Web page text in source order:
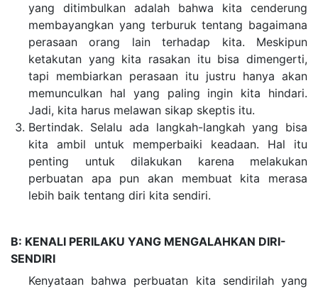
yang ditimbulkan adalah bahwa kita cenderung
membayangkan yang terburuk tentang bagaimana
perasaan orang lain terhadap kita. Meskipun
ketakutan yang kita rasakan itu bisa dimengerti,
tapi membiarkan perasaan itu justru hanya akan
memunculkan hal yang paling ingin kita hindari.
Jadi, kita harus melawan sikap skeptis itu.
Bertindak. Selalu ada langkah-langkah yang bisa
kita ambil untuk memperbaiki keadaan. Hal itu
penting untuk dilakukan karena melakukan
perbuatan apa pun akan membuat kita merasa
lebih baik tentang diri kita sendiri.
B: KENALI PERILAKU YANG MENGALAHKAN DIRI-
SENDIRI
Kenyataan bahwa perbuatan kita sendirilah yang